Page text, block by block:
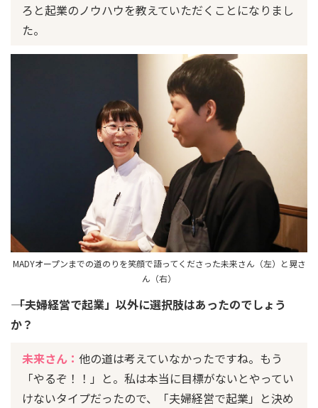
ろと起業のノウハウを教えていただくことになりまし
た。
MADYオープンまでの道のりを笑顔で語ってくださった未来さん（左）と晃さ
ん（右）
―― 「夫婦経営で起業」以外に選択肢はあったのでしょう
か？
未来さん： 他の道は考えていなかったですね。もう
「やるぞ！！」と。私は本当に目標がないとやってい
けないタイプだったので、「夫婦経営で起業」と決め